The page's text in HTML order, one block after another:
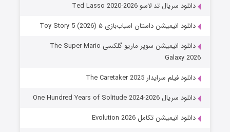
دانلود سریال تد لاسو Ted Lasso 2020-2026
دانلود انیمیشن داستان اسباب‌بازی ۵ Toy Story 5 (2026)
دانلود انیمیشن سوپر ماریو گلکسی The Super Mario
Galaxy 2026
دانلود فیلم سرایدار The Caretaker 2025
دانلود سریال One Hundred Years of Solitude 2024-2026
دانلود انیمیشن تکامل Evolution 2026